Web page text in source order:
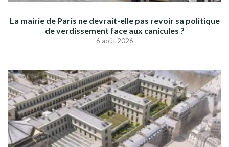
La mairie de Paris ne devrait-elle pas revoir sa politique
de verdissement face aux canicules ?
6 août 2026